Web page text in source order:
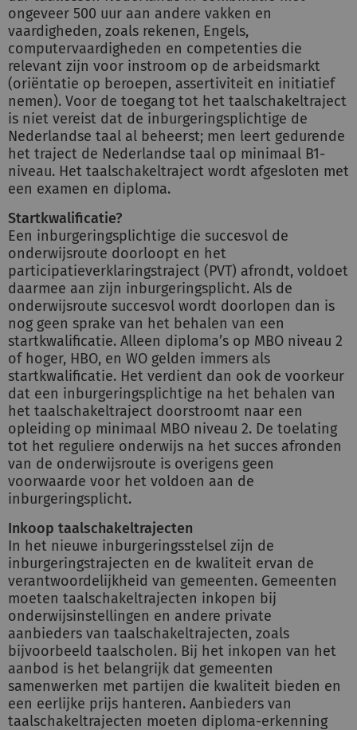
ongeveer 500 uur aan andere vakken en
vaardigheden, zoals rekenen, Engels,
computervaardigheden en competenties die
relevant zijn voor instroom op de arbeidsmarkt
(oriëntatie op beroepen, assertiviteit en initiatief
nemen). Voor de toegang tot het taalschakeltraject
is niet vereist dat de inburgeringsplichtige de
Nederlandse taal al beheerst; men leert gedurende
het traject de Nederlandse taal op minimaal B1-
niveau. Het taalschakeltraject wordt afgesloten met
een examen en diploma.
Startkwalificatie?
Een inburgeringsplichtige die succesvol de
onderwijsroute doorloopt en het
participatieverklaringstraject (PVT) afrondt, voldoet
daarmee aan zijn inburgeringsplicht. Als de
onderwijsroute succesvol wordt doorlopen dan is
nog geen sprake van het behalen van een
startkwalificatie. Alleen diploma’s op MBO niveau 2
of hoger, HBO, en WO gelden immers als
startkwalificatie. Het verdient dan ook de voorkeur
dat een inburgeringsplichtige na het behalen van
het taalschakeltraject doorstroomt naar een
opleiding op minimaal MBO niveau 2. De toelating
tot het reguliere onderwijs na het succes afronden
van de onderwijsroute is overigens geen
voorwaarde voor het voldoen aan de
inburgeringsplicht.
Inkoop taalschakeltrajecten
In het nieuwe inburgeringsstelsel zijn de
inburgeringstrajecten en de kwaliteit ervan de
verantwoordelijkheid van gemeenten. Gemeenten
moeten taalschakeltrajecten inkopen bij
onderwijsinstellingen en andere private
aanbieders van taalschakeltrajecten, zoals
bijvoorbeeld taalscholen. Bij het inkopen van het
aanbod is het belangrijk dat gemeenten
samenwerken met partijen die kwaliteit bieden en
een eerlijke prijs hanteren. Aanbieders van
taalschakeltrajecten moeten diploma-erkenning